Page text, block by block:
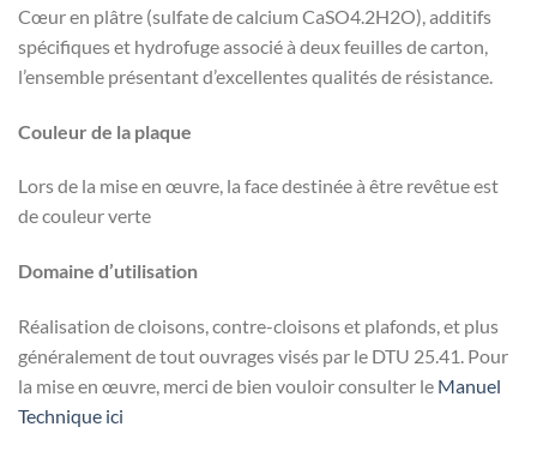
Cœur en plâtre (sulfate de calcium CaSO4.2H2O), additifs
spécifiques et hydrofuge associé à deux feuilles de carton,
l’ensemble présentant d’excellentes qualités de résistance.
Couleur de la plaque
Lors de la mise en œuvre, la face destinée à être revêtue est
de couleur verte
Domaine d’utilisation
Réalisation de cloisons, contre-cloisons et plafonds, et plus
généralement de tout ouvrages visés par le DTU 25.41. Pour
la mise en œuvre, merci de bien vouloir consulter le Manuel
Technique ici